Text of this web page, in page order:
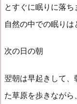
とすぐに眠りに落ち
自然の中での眠りは
次の日の朝
翌朝は早起きして
た草原を歩きながら